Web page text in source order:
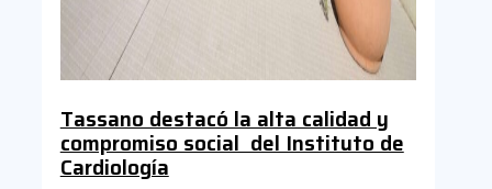
Tassano destacó la alta calidad y
compromiso social del Instituto de
Cardiología